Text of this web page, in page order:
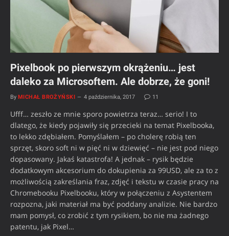
Pixelbook po pierwszym okrążeniu… jest
daleko za Microsoftem. Ale dobrze, że goni!
By MICHAŁ BROŻYŃSKI 4 października, 2017 11
Ufff… zeszło ze mnie sporo powietrza teraz… serio! I to
dlatego, że kiedy pojawiły się przecieki na temat Pixelbooka,
to lekko zdębiałem. Pomyślałem – po cholerę robią ten
sprzęt, skoro soft ni w pięć ni w dziewięć – nie jest pod niego
dopasowany. Jakaś katastrofa! A jednak – rysik będzie
dodatkowym akcesorium do dokupienia za 99USD, ale za to z
możliwością zakreślania fraz, zdjęć i tekstu w czasie pracy na
Chromebooku Pixelbooku, który w połączeniu z Asystentem
rozpozna, jaki materiał ma być poddany analizie. Nie bardzo
mam pomysł, co zrobić z tym rysikiem, bo nie ma żadnego
patentu, jak Pixel…